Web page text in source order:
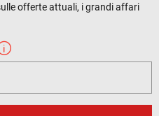
offerte attuali, i grandi affari